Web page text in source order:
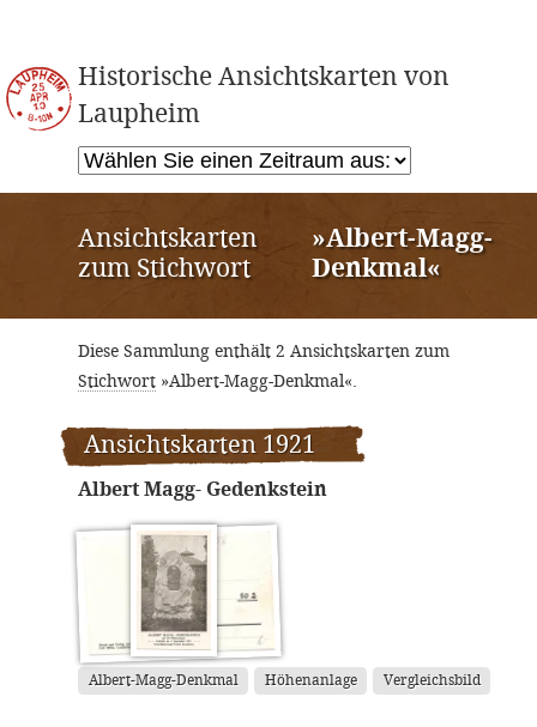
Historische Ansichtskarten von
Laupheim
Ansichtskarten
zum Stichwort
»Albert-Magg-
Denkmal«
Diese Sammlung enthält 2 Ansichtskarten zum
Stichwort »Albert-Magg-Denkmal«.
Ansichtskarten 1921
Albert Magg- Gedenkstein
Albert-Magg-Denkmal Höhenanlage Vergleichsbild